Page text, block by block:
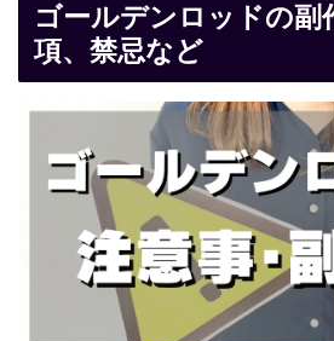
ゴールデンロッドの副
項、禁忌など